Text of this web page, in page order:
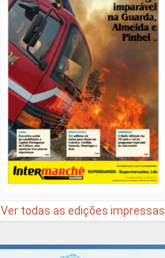
Ver todas as edições impressas